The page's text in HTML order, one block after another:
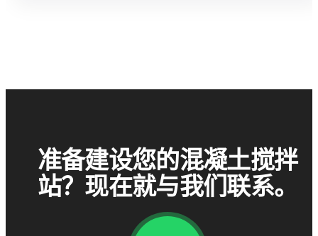
准备建设您的混凝土搅拌
站？现在就与我们联系。